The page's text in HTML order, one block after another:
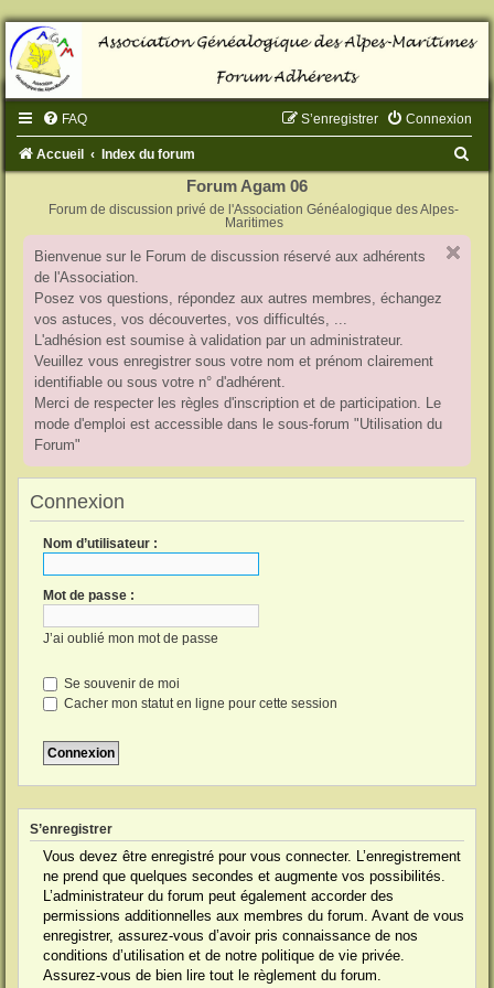
FAQ Connexion
S’enregistrer
Accueil Index du forum
Forum Agam 06
Forum de discussion privé de l'Association Généalogique des Alpes-
Maritimes
Bienvenue sur le Forum de discussion réservé aux adhérents
de l'Association.
Posez vos questions, répondez aux autres membres, échangez
vos astuces, vos découvertes, vos difficultés, ...
L'adhésion est soumise à validation par un administrateur.
Veuillez vous enregistrer sous votre nom et prénom clairement
identifiable ou sous votre n° d'adhérent.
Merci de respecter les règles d'inscription et de participation. Le
mode d'emploi est accessible dans le sous-forum "Utilisation du
Forum"
Connexion
Nom d’utilisateur :
Mot de passe :
J’ai oublié mon mot de passe
Se souvenir de moi
Cacher mon statut en ligne pour cette session
S’enregistrer
Vous devez être enregistré pour vous connecter. L’enregistrement
ne prend que quelques secondes et augmente vos possibilités.
L’administrateur du forum peut également accorder des
permissions additionnelles aux membres du forum. Avant de vous
enregistrer, assurez-vous d’avoir pris connaissance de nos
conditions d’utilisation et de notre politique de vie privée.
Assurez-vous de bien lire tout le règlement du forum.